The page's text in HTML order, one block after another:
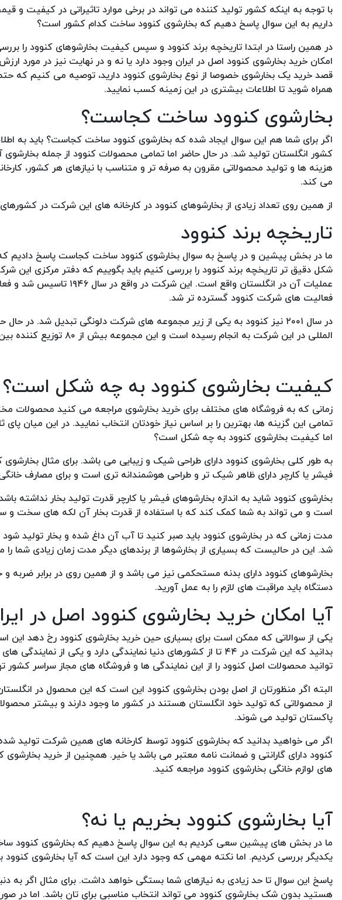
با توجه به اینکه کشور تولید کننده می تواند در برخی موارد تاثیراتی در
داریم به این سوال پاسخ دهیم که بخارشوی کنوود ساخت کدام کشور است؟
در همین راستا در ابتدا تاریخچه برند کنوود و سپس کیفیت بخارشوهای کنوود را
امکان خرید بخارشوی کنوود اصل در ایران وجود دارد یا نه و در نهایت نیز در مورد
قصد خرید یک بخارشوی خصوصا از نوع بخارشوی کنوود دارید، توصیه می کنیم که
همراه شوید تا اطلاعات بیشتری در این زمینه کسب نمایید.
بخارشوی کنوود ساخت کجاست؟
اگر برای شما هم این سوال ایجاد شده که بخارشوی کنوود ساخت کجاست؟ باید به
کشور انگلستان تولید شد. در حال حاضر اما تمامی محصولات کنوود از جمله
هزینه ها و تولید محصولاتی مقرون به صرفه تر و متناسب با نیازهای هر کشور،
می کند.
از همین روی تعداد زیادی از بخارشوهای کنوود در کارخانه های این شرکت در
تاریخچه برند کنوود
ما در بخش پیشین و در پاسخ به سوال بخارشوی کنوود ساخت کجاست پاسخ دادیم که
شکل دقیق تر تاریخچه برند کنوود را بررسی کنیم باید بگوییم که دفتر مرکزی این
عملیات آن در انگلستان واقع
فعالیت های شرکت کنوود گسترده تر شد.
در سال ۲۰۰۱ نیز کنوود به یکی از زیر مجموعه های شرکت دلونگی تبدیل شد.
المللی در این شرکت به انجام رسیده است و این مجموعه بیش از ۸۰ توزیع کننده بین المللی دارد.
کیفیت بخارشوی کنوود به چه شکل است؟
زمانی که به فروشگاه های مختلف برای خرید بخارشوی مراجعه می کنید محصولات
تمامی این گزینه ها، بهترین را بر اساس نیاز خودتان انتخاب نمایید. در این میان
اما کیفیت بخارشوی کنوود به چه شکل است؟
به طور کلی بخارشوی کنوود دارای طراحی شیک و زیبایی می باشد. برای مثال بخارشوی
فیشر یا کارچر دارای ظاهر شیک تر و طراحی هوشمندانه تری است و برای مصارف
بخارشوی کنوود شاید به اندازه بخارشوهای فیشر یا کارچر قدرت تولید بخار نداشته
است و می تواند به شما کمک کند که با استفاده از قدرت بخار آن لکه های سخت و
مدت زمانی که در بخارشوی کنوود باید صبر کنید تا آب آن داغ شده و بخار تولید
شد. این در حالیست که بسیاری از بخارشوها از برندهای دیگر مدت زمان زیادی شما
بخارشوهای کنوود دارای بدنه مستحکمی نیز می باشد و از همین روی در برابر ضربه
دستگاه باید مراقبت های لازم را به عمل آورید.
آیا امکان خرید بخارشوی کنوود اصل در
یکی از سوالاتی که ممکن است برای بسیاری حین خرید بخارشوی کنوود رخ دهد
بدانید که این شرکت در ۴۴ تا از کشورهای دنیا نمایندگی دارد و یکی
توانید محصولات اصل کنوود را از این نمایندگی ها و فروشگاه های مجاز سراسر کشور
البته اگر منظورتان از اصل بودن بخارشوی کنوود این است که این محصول در
از محصولاتی که تولید خود انگلستان هستند در کشور ما وجود دارند و بیشتر
پاکستان تولید می شوند.
اگر می خواهید بدانید که بخارشوی کنوود توسط کارخانه های همین شرکت تولید
کنوود دارای گارانتی و ضمانت نامه معتبر می باشد یا خیر. همچنین از خرید
های لوازم خانگی بخارشوی کنوود مراجعه کنید.
آیا بخارشوی کنوود بخریم یا نه؟
ما در بخش های پیشین سعی کردیم به این سوال پاسخ دهیم که بخارشوی کنوود
یکدیگر بررسی کردیم. اما نکته مهمی که وجود دارد این است که آیا بخارشوی کنوود
پاسخ این سوال تا حد زیادی به نیازهای شما بستگی خواهد داشت. برای مثال اگر به
هستید بدون شک بخارشوی کنوود می تواند انتخاب مناسبی برای تان باشد. اما در